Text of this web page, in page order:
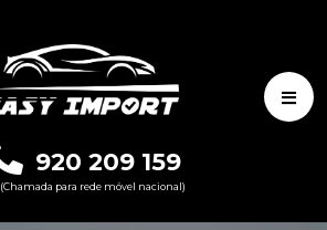
920 209 159
(Chamada para rede móvel nacional)